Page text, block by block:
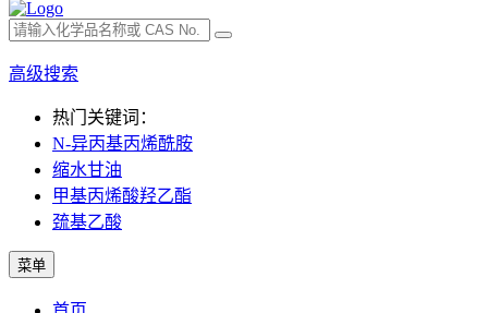
高级搜索
热门关键词：
N-异丙基丙烯酰胺
缩水甘油
甲基丙烯酸羟乙酯
巯基乙酸
菜单